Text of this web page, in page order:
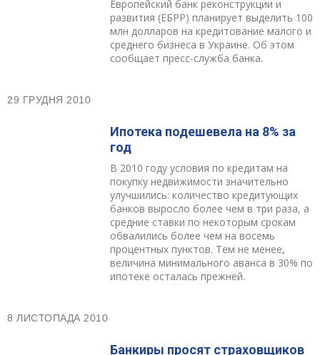
Европейский банк реконструкции и
развития (ЕБРР) планирует выделить 100
млн долларов на кредитование малого и
среднего бизнеса в Украине. Об этом
сообщает пресс-служба банка.
29 ГРУДНЯ 2010
Ипотека подешевела на 8% за
год
В 2010 году условия по кредитам на
покупку недвижимости значительно
улучшились: количество кредитующих
банков выросло более чем в три раза, а
средние ставки по некоторым срокам
обвалились более чем на восемь
процентных пунктов. Тем не менее,
величина минимального аванса в 30% по
ипотеке осталась прежней.
8 ЛИСТОПАДА 2010
Банкиры просят страховщиков